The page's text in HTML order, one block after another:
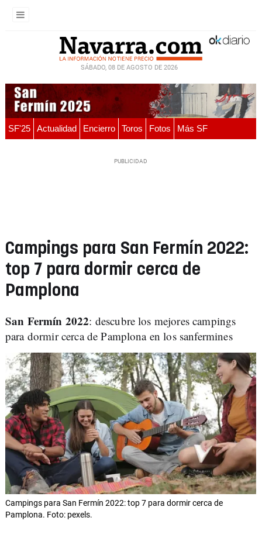
SÁBADO, 08 DE AGOSTO DE 2026
SF'25 Actualidad Encierro Toros Fotos Más SF
Campings para San Fermín 2022:
top 7 para dormir cerca de
Pamplona
San Fermín 2022: descubre los mejores campings
para dormir cerca de Pamplona en los sanfermines
Campings para San Fermín 2022: top 7 para dormir cerca de
Pamplona. Foto: pexels.